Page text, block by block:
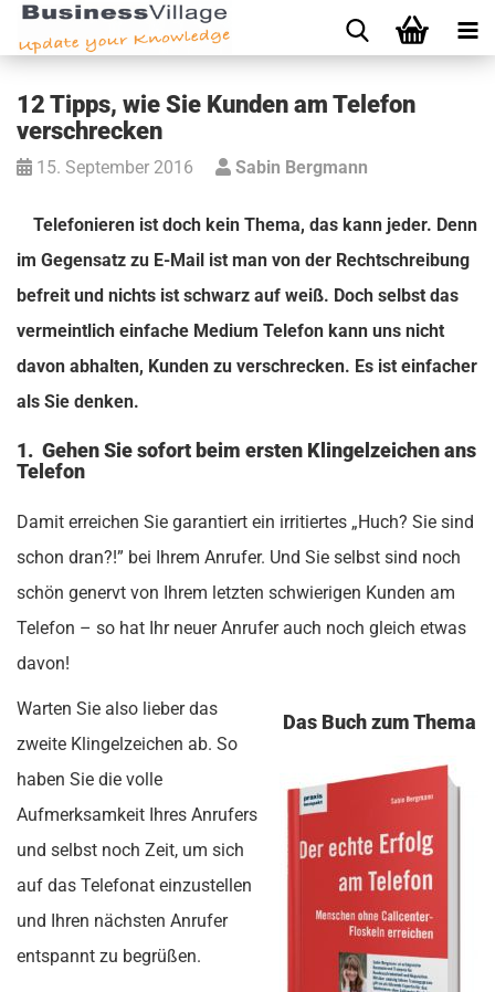
12 Tipps, wie Sie Kunden am Telefon
verschrecken
15. September 2016 Sabin Bergmann
Telefonieren ist doch kein Thema, das kann jeder. Denn
im Gegensatz zu E-Mail ist man von der Rechtschreibung
befreit und nichts ist schwarz auf weiß. Doch selbst das
vermeintlich einfache Medium Telefon kann uns nicht
davon abhalten, Kunden zu verschrecken. Es ist einfacher
als Sie denken.
1. Gehen Sie sofort beim ersten Klingelzeichen ans
Telefon
Damit erreichen Sie garantiert ein irritiertes „Huch? Sie sind
schon dran?!” bei Ihrem Anrufer. Und Sie selbst sind noch
schön genervt von Ihrem letzten schwierigen Kunden am
Telefon – so hat Ihr neuer Anrufer auch noch gleich etwas
davon!
Das Buch zum Thema
Warten Sie also lieber das
zweite Klingelzeichen ab. So
haben Sie die volle
Aufmerksamkeit Ihres Anrufers
und selbst noch Zeit, um sich
auf das Telefonat einzustellen
und Ihren nächsten Anrufer
entspannt zu begrüßen.